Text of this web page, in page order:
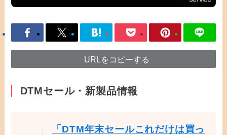
URLをコピーする
DTMセール・新製品情報
「DTM年末セールこれだけは買っ